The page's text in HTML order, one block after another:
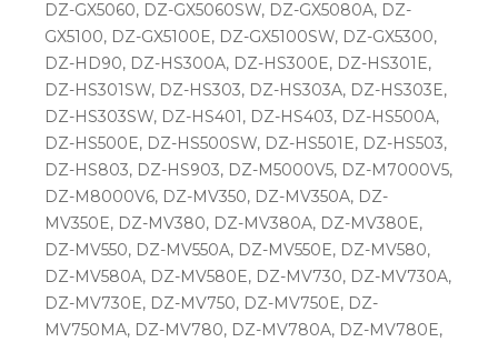
DZ-GX5060, DZ-GX5060SW, DZ-GX5080A, DZ-
GX5100, DZ-GX5100E, DZ-GX5100SW, DZ-GX5300,
DZ-HD90, DZ-HS300A, DZ-HS300E, DZ-HS301E,
DZ-HS301SW, DZ-HS303, DZ-HS303A, DZ-HS303E,
DZ-HS303SW, DZ-HS401, DZ-HS403, DZ-HS500A,
DZ-HS500E, DZ-HS500SW, DZ-HS501E, DZ-HS503,
DZ-HS803, DZ-HS903, DZ-M5000V5, DZ-M7000V5,
DZ-M8000V6, DZ-MV350, DZ-MV350A, DZ-
MV350E, DZ-MV380, DZ-MV380A, DZ-MV380E,
DZ-MV550, DZ-MV550A, DZ-MV550E, DZ-MV580,
DZ-MV580A, DZ-MV580E, DZ-MV730, DZ-MV730A,
DZ-MV730E, DZ-MV750, DZ-MV750E, DZ-
MV750MA, DZ-MV780, DZ-MV780A, DZ-MV780E,